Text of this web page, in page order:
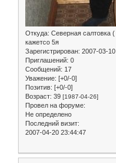
Откуда: Северная салтовка (
кажетсо 5я
Зарегистрирован: 2007-03-10
Приглашений: 0
Сообщений: 17
Уважение: [+0/-0]
Позитив: [+0/-0]
Возраст: 39 [1987-04-26]
Провел на форуме:
Не определено
Последний визит:
2007-04-20 23:44:47